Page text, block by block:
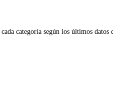
categoría según los últimos datos